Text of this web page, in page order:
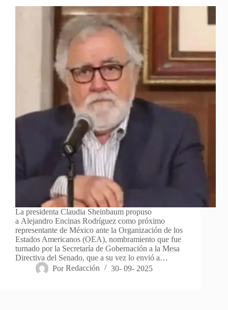
La presidenta Claudia Sheinbaum propuso
a Alejandro Encinas Rodríguez como próximo
representante de México ante la Organización de los
Estados Americanos (OEA), nombramiento que fue
turnado por la Secretaría de Gobernación a la Mesa
Directiva del Senado, que a su vez lo envió a…
Por Redacción 30- 09- 2025